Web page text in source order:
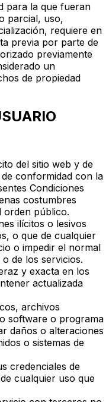
para la que fueran
parcial, uso,
requiere en
previa por parte de
previamente
un
de propiedad
del sitio web y de
conformidad con la
Condiciones
costumbres
orden público.
ilícitos o lesivos
o que de cualquier
o impedir el normal
de los servicios.
y exacta en los
actualizada
archivos
software o programa
daños o alteraciones
o sistemas de
credenciales de
cualquier uso que